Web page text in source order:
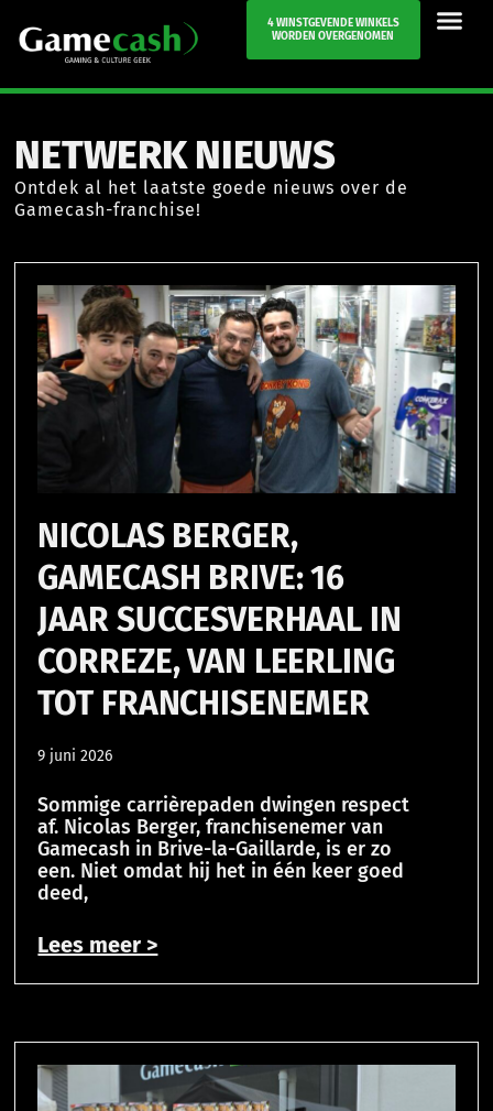
4 WINSTGEVENDE WINKELS
WORDEN OVERGENOMEN
NETWERK NIEUWS
Ontdek al het laatste goede nieuws over de
Gamecash-franchise!
NICOLAS BERGER,
GAMECASH BRIVE: 16
JAAR SUCCESVERHAAL IN
CORREZE, VAN LEERLING
TOT FRANCHISENEMER
9 juni 2026
Sommige carrièrepaden dwingen respect
af. Nicolas Berger, franchisenemer van
Gamecash in Brive-la-Gaillarde, is er zo
een. Niet omdat hij het in één keer goed
deed,
Lees meer >